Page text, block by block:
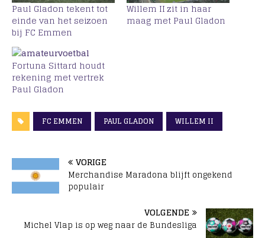
Paul Gladon tekent tot
einde van het seizoen
bij FC Emmen
Willem II zit in haar
maag met Paul Gladon
Fortuna Sittard houdt
rekening met vertrek
Paul Gladon
FC EMMEN PAUL GLADON WILLEM II
VORIGE
Merchandise Maradona blijft ongekend
populair
VOLGENDE
Michel Vlap is op weg naar de Bundesliga